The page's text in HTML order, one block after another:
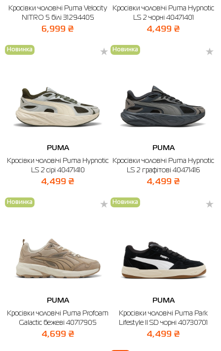
Сорочки
Толстовки
Шорти
Спідниці
Фітнес та йога
Шарфи
Skechers
Under Armour
Напівчеревики
Бренди
Larum
Nike
Кросівки чоловічі Puma Velocity
NITRO 5 білі 31294405
6,999 ₴
Кросівки чоловічі Puma Hypnotic
LS 2 чорні 40471401
4,499 ₴
Новинка
PUMA
Кросівки чоловічі Puma Hypnotic
LS 2 сірі 40471410
4,499 ₴
Новинка
PUMA
Кросівки чоловічі Puma Hypnotic
LS 2 графiтові 40471416
4,499 ₴
Новинка
PUMA
Кросівки чоловічі Puma Profoam
Galactic бежеві 40717905
4,699 ₴
Новинка
PUMA
Кросівки чоловічі Puma Park
Lifestyle II SD чорні 40730701
4,499 ₴